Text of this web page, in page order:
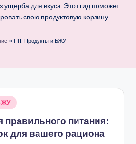
ущерба для вкуса. Этот гид поможет
свою продуктовую корзину.
» ПП: Продукты и БЖУ
правильного питания:
для вашего рациона